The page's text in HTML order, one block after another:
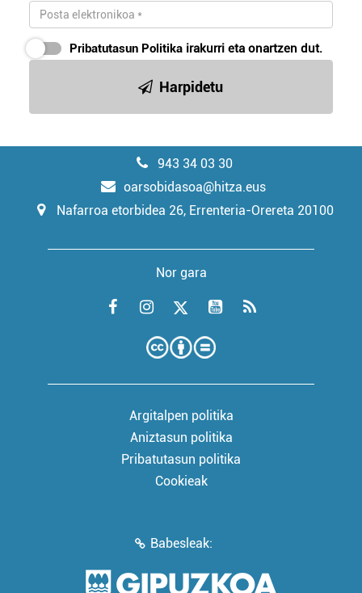
Pribatutasun Politika irakurri eta onartzen dut.
Harpidetu
943 34 03 30
oarsobidasoa@hitza.eus
Nafarroa etorbidea 26, Errenteria-Orereta 20100
Nor gara
Argitalpen politika
Aniztasun politika
Pribatutasun politika
Cookieak
Babesleak: